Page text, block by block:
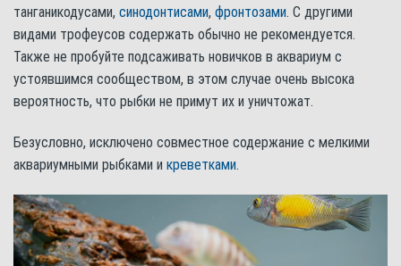
танганикодусами, синодонтисами, фронтозами. С другими
видами трофеусов содержать обычно не рекомендуется.
Также не пробуйте подсаживать новичков в аквариум с
устоявшимся сообществом, в этом случае очень высока
вероятность, что рыбки не примут их и уничтожат.
Безусловно, исключено совместное содержание с мелкими
аквариумными рыбками и креветками.